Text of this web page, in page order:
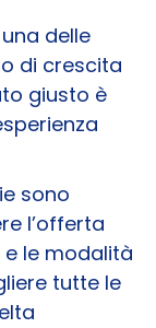
delle
di crescita
giusto è
sono
l’offerta
le modalità
tutte le